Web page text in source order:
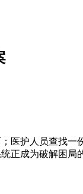
护人员查找一
正成为破解困局